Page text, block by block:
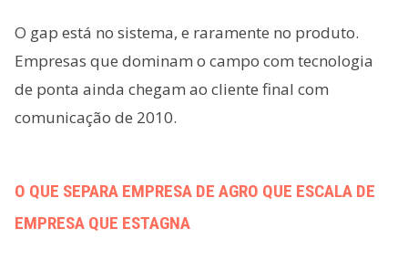
O gap está no sistema, e raramente no produto.
Empresas que dominam o campo com tecnologia
de ponta ainda chegam ao cliente final com
comunicação de 2010.
O QUE SEPARA EMPRESA DE AGRO QUE ESCALA DE
EMPRESA QUE ESTAGNA